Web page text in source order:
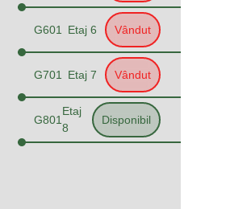
G601 Etaj 6 Vândut
G701 Etaj 7 Vândut
G801
Etaj
8
Disponibil